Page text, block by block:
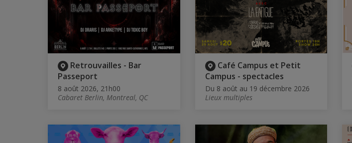
Retrouvailles - Bar
Passeport
8 août 2026, 21h00
Cabaret Berlin, Montreal, QC
Café Campus et Petit
Campus - spectacles
Du 8 août au 19 décembre 2026
Lieux multiples